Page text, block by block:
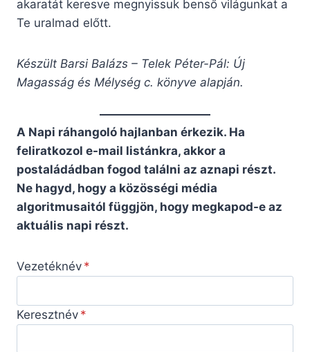
akaratát keresve megnyissuk benső világunkat a
Te uralmad előtt.
Készült Barsi Balázs – Telek Péter-Pál: Új
Magasság és Mélység c. könyve alapján.
A Napi ráhangoló hajlanban érkezik. Ha
feliratkozol e-mail listánkra, akkor a
postaládádban fogod találni az aznapi részt.
Ne hagyd, hogy a közösségi média
algoritmusaitól függjön, hogy megkapod-e az
aktuális napi részt.
Vezetéknév
Keresztnév